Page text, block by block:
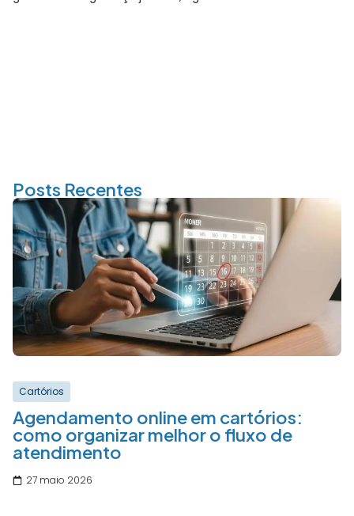
Posts Recentes
Cartórios
Agendamento online em cartórios:
como organizar melhor o fluxo de
atendimento
27 maio 2026